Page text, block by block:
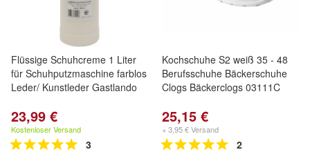
Flüssige Schuhcreme 1 Liter
für Schuhputzmaschine farblos
Leder/ Kunstleder Gastlando
23,99 €
Kostenloser Versand
3
Kochschuhe S2 weiß 35 - 48
Berufsschuhe Bäckerschuhe
Clogs Bäckerclogs 03111C
25,15 €
+ 3,95 € Versand
2